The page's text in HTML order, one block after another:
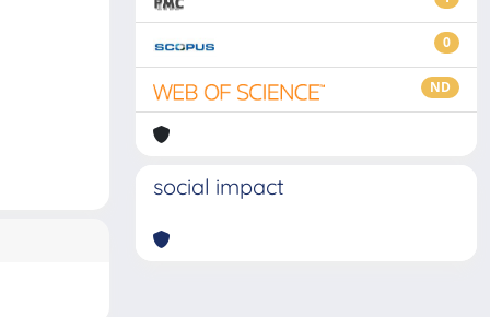
0
ND
social impact